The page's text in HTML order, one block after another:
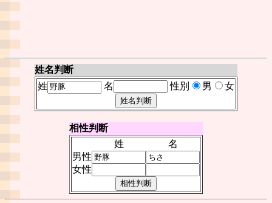
姓名判断
姓
名 性別 男 女
相性判断
姓
名
男性
女性